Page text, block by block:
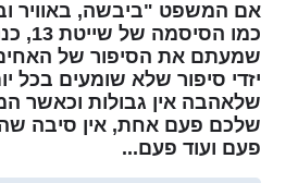
אם המשפט "ביבשה, באוויר
כמו
שמעתם את הסיפור של
יזדי סיפור שלא שומעים בכל
שלאהבה אין גבולות וכאשר
שלכם פעם אחת, אין סיבה
פעם ועוד פעם...